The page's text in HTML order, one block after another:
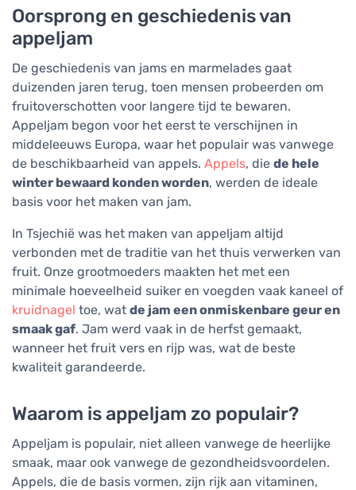
Oorsprong en geschiedenis van
appeljam
De geschiedenis van jams en marmelades gaat
duizenden jaren terug, toen mensen probeerden om
fruitoverschotten voor langere tijd te bewaren.
Appeljam begon voor het eerst te verschijnen in
middeleeuws Europa, waar het populair was vanwege
de beschikbaarheid van appels. Appels, die de hele
winter bewaard konden worden, werden de ideale
basis voor het maken van jam.
In Tsjechië was het maken van appeljam altijd
verbonden met de traditie van het thuis verwerken van
fruit. Onze grootmoeders maakten het met een
minimale hoeveelheid suiker en voegden vaak kaneel of
kruidnagel toe, wat de jam een onmiskenbare geur en
smaak gaf. Jam werd vaak in de herfst gemaakt,
wanneer het fruit vers en rijp was, wat de beste
kwaliteit garandeerde.
Waarom is appeljam zo populair?
Appeljam is populair, niet alleen vanwege de heerlijke
smaak, maar ook vanwege de gezondheidsvoordelen.
Appels, die de basis vormen, zijn rijk aan vitaminen,